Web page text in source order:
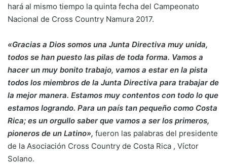
hará al mismo tiempo la quinta fecha del Campeonato
Nacional de Cross Country Namura 2017.
«Gracias a Dios somos una Junta Directiva muy unida,
todos se han puesto las pilas de toda forma. Vamos a
hacer un muy bonito trabajo, vamos a estar en la pista
todos los miembros de la Junta Directiva para trabajar de
la mejor manera. Estamos muy contentos con todo lo que
estamos logrando. Para un país tan pequeño como Costa
Rica; es un orgullo saber que vamos a ser los primeros,
pioneros de un Latino», fueron las palabras del presidente
de la Asociación Cross Country de Costa Rica , Víctor
Solano.